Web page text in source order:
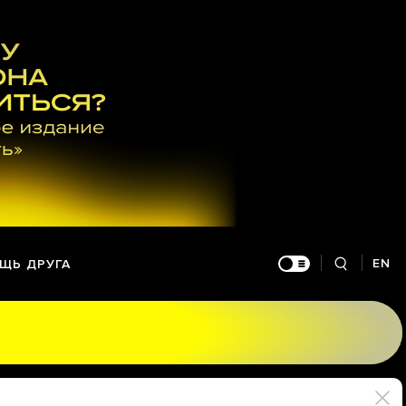
ДРУГА EN